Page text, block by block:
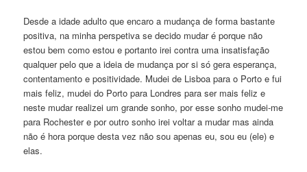
Desde a idade adulto que encaro a mudança de forma bastante
positiva, na minha perspetiva se decido mudar é porque não
estou bem como estou e portanto irei contra uma insatisfação
qualquer pelo que a ideia de mudança por si só gera esperança,
contentamento e positividade. Mudei de Lisboa para o Porto e fui
mais feliz, mudei do Porto para Londres para ser mais feliz e
neste mudar realizei um grande sonho, por esse sonho mudei-me
para Rochester e por outro sonho irei voltar a mudar mas ainda
não é hora porque desta vez não sou apenas eu, sou eu (ele) e
elas.